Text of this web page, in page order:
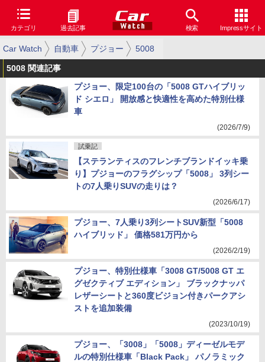
カテゴリ 過去記事 検索 Impressサイト
Car Watch 自動車 プジョー 5008
5008 関連記事
プジョー、限定100台の「5008 GTハイブリッ
ド シエロ」 開放感と快適性を高めた特別仕様
車
(2026/7/9)
試乗記
【ステランティスのフレンチブランドイッキ乗
り】プジョーのフラグシップ「5008」 3列シー
トの7人乗りSUVの走りは？
(2026/6/17)
プジョー、7人乗り3列シートSUV新型「5008
ハイブリッド」 価格581万円から
(2026/2/19)
プジョー、特別仕様車「3008 GT/5008 GT エ
グゼクティブ エディション」 ブラックナッパ
レザーシートと360度ビジョン付きパークアシ
ストを追加装備
(2023/10/19)
プジョー、「3008」「5008」ディーゼルモデ
ルの特別仕様車「Black Pack」 パノラミック